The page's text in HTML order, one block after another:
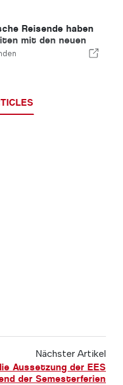
Reisende haben
mit den neuen
der
Nächster Artikel
Aussetzung der EES
der Semesterferien